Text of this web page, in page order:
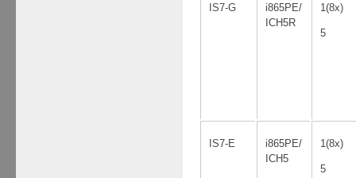
IS7-G
i865PE/
ICH5R
1(8x)
5
IS7-E
i865PE/
ICH5
1(8x)
5